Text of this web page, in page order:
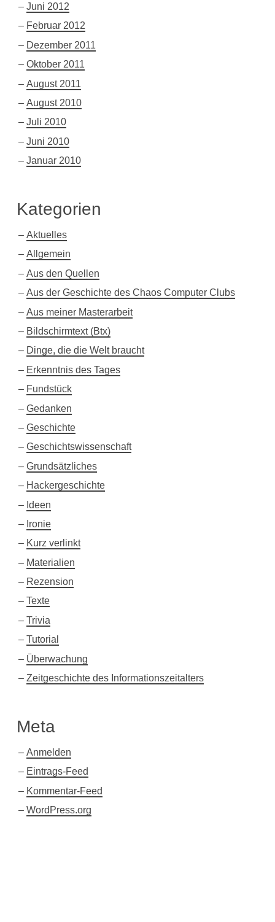
Juni 2012
Februar 2012
Dezember 2011
Oktober 2011
August 2011
August 2010
Juli 2010
Juni 2010
Januar 2010
Kategorien
Aktuelles
Allgemein
Aus den Quellen
Aus der Geschichte des Chaos Computer Clubs
Aus meiner Masterarbeit
Bildschirmtext (Btx)
Dinge, die die Welt braucht
Erkenntnis des Tages
Fundstück
Gedanken
Geschichte
Geschichtswissenschaft
Grundsätzliches
Hackergeschichte
Ideen
Ironie
Kurz verlinkt
Materialien
Rezension
Texte
Trivia
Tutorial
Überwachung
Zeitgeschichte des Informationszeitalters
Meta
Anmelden
Eintrags-Feed
Kommentar-Feed
WordPress.org